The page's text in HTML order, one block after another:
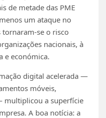
de metade das PME
um ataque no
se o risco
nacionais, à
e económica.
digital acelerada —
móveis,
multiplicou a superfície
A boa notícia: a